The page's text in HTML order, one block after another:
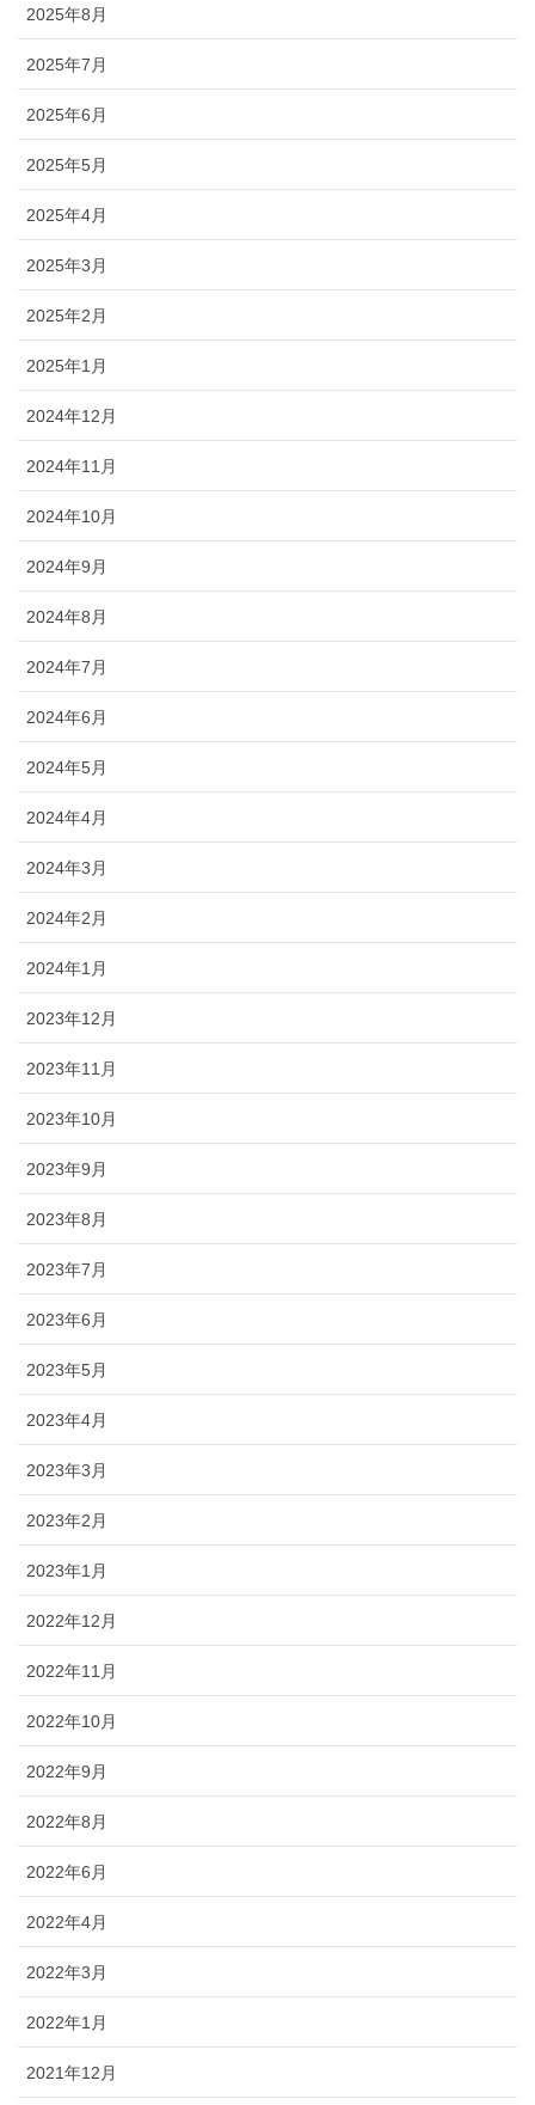
2025年8月
2025年7月
2025年6月
2025年5月
2025年4月
2025年3月
2025年2月
2025年1月
2024年12月
2024年11月
2024年10月
2024年9月
2024年8月
2024年7月
2024年6月
2024年5月
2024年4月
2024年3月
2024年2月
2024年1月
2023年12月
2023年11月
2023年10月
2023年9月
2023年8月
2023年7月
2023年6月
2023年5月
2023年4月
2023年3月
2023年2月
2023年1月
2022年12月
2022年11月
2022年10月
2022年9月
2022年8月
2022年6月
2022年4月
2022年3月
2022年1月
2021年12月